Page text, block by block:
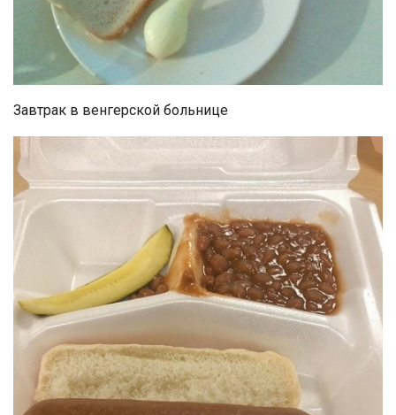
Завтрак в венгерской больнице